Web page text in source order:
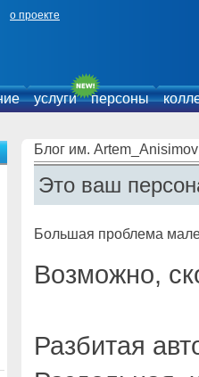
о проекте
услуги персоны
Блог им. Artem_Anisimov
Это ваш
Большая проблема
Возможно,
Разбитая